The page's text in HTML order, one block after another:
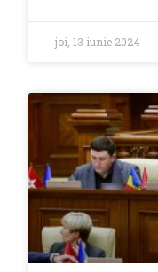
joi, 13 iunie 2024